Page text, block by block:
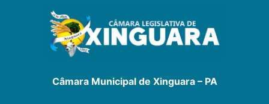
Câmara Municipal de Xinguara – PA